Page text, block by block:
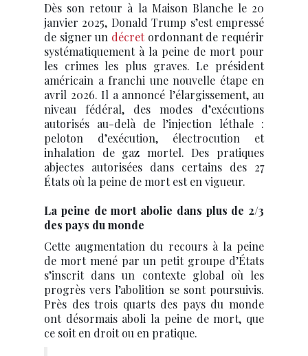
Dès son retour à la Maison Blanche le 20
janvier 2025, Donald Trump s’est empressé
de signer un décretordonnant de requérir
systématiquement à la peine de mort pour
les crimes les plus graves. Le président
américain a franchi une nouvelle étape en
avril 2026. Il a annoncé l’élargissement, au
niveau fédéral, des modes d’exécutions
autorisés au-delà de l’injection léthale :
peloton d’exécution, électrocution et
inhalation de gaz mortel. Des pratiques
abjectes autorisées dans certains des 27
États où la peine de mort est en vigueur.
La peine de mort abolie dans plus de 2/3
des pays du monde
Cette augmentation du recours à la peine
de mort mené par un petit groupe d’États
s’inscrit dans un contexte global où les
progrès vers l’abolition se sont poursuivis.
Près des trois quarts des pays du monde
ont désormais aboli la peine de mort, que
ce soit en droit ou en pratique.